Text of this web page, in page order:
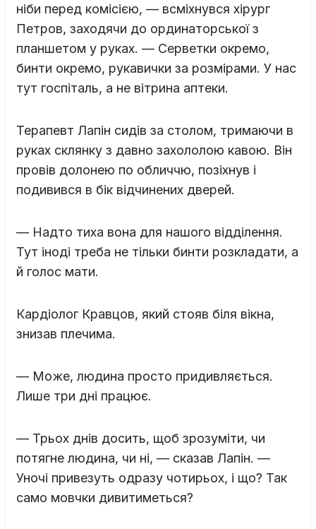
ніби перед комісією, — всміхнувся хірург
Петров, заходячи до ординаторської з
планшетом у руках. — Серветки окремо,
бинти окремо, рукавички за розмірами. У нас
тут госпіталь, а не вітрина аптеки.
Терапевт Лапін сидів за столом, тримаючи в
руках склянку з давно захололою кавою. Він
провів долонею по обличчю, позіхнув і
подивився в бік відчинених дверей.
— Надто тиха вона для нашого відділення.
Тут іноді треба не тільки бинти розкладати, а
й голос мати.
Кардіолог Кравцов, який стояв біля вікна,
знизав плечима.
— Може, людина просто придивляється.
Лише три дні працює.
— Трьох днів досить, щоб зрозуміти, чи
потягне людина, чи ні, — сказав Лапін. —
Уночі привезуть одразу чотирьох, і що? Так
само мовчки дивитиметься?